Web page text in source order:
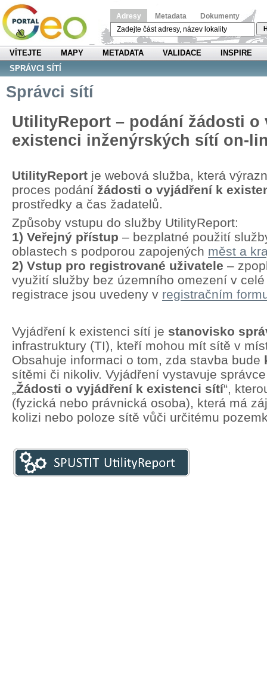
Adresy Metadata Dokumenty
VÍTEJTE MAPY METADATA VALIDACE
INSPIRE
SPRÁVCI SÍTÍ
Správci sítí
UtilityReport – podání žádosti o
existenci inženýrských sítí on-
UtilityReport je webová služba, která
proces podání žádosti o vyjádření k
prostředky a čas žadatelů.
Způsoby vstupu do služby UtilityReport:
1) Veřejný přístup – bezplatné použití
oblastech s podporou zapojených měst a
2) Vstup pro registrované uživatele –
využití služby bez územního omezení v
registrace jsou uvedeny v registračním
Vyjádření k existenci sítí je stanovisko
infrastruktury (TI), kteří mohou mít sítě v
Obsahuje informaci o tom, zda stavba bude
sítěmi či nikoliv. Vyjádření vystavuje
„Žádosti o vyjádření k existenci sítí“,
(fyzická nebo právnická osoba), která má
kolizi nebo poloze sítě vůči určitému